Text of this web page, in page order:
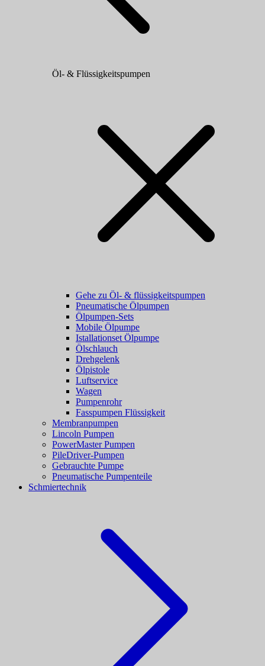
Öl- & Flüssigkeitspumpen
Gehe zu Öl- & flüssigkeitspumpen
Pneumatische Ölpumpen
Ölpumpen-Sets
Mobile Ölpumpe
Istallationset Ölpumpe
Ölschlauch
Drehgelenk
Ölpistole
Luftservice
Wagen
Pumpenrohr
Fasspumpen Flüssigkeit
Membranpumpen
Lincoln Pumpen
PowerMaster Pumpen
PileDriver-Pumpen
Gebrauchte Pumpe
Pneumatische Pumpenteile
Schmiertechnik